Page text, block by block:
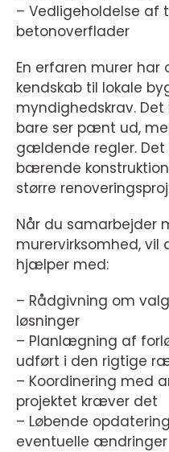
– Vedligeholdelse af
betonoverflader
En erfaren murer
kendskab til lokale
myndighedskrav.
bare ser pænt ud,
gældende regler.
bærende
større
Når du samarbejder
murervirksomhed, vil
hjælper med:
– Rådgivning om
løsninger
– Planlægning af
udført i den rigtige
– Koordinering med
projektet kræver det
– Løbende
eventuelle ændringer